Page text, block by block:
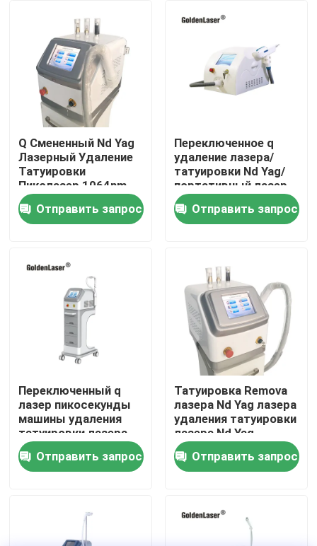
Дом
Продукты
Ролики
VR - шоу
Путешествие фабрики
Проверка качества
Свяжитесь мы
Спросите цитату
Q Смененный Nd Yag
Лазерный Удаление
Татуировки
Пиколазер 1064nm
532nm
Отправить запрос
Переключенное q
удаление лазера/
татуировки Nd Yag/
портативный лазер
Nd Yag
переключателя q
Отправить запрос
Переключенный q
лазер пикосекунды
машины удаления
татуировки лазера
Nd Yag/1064nm
532nmОтправить запрос
Татуировка Remova
лазера Nd Yag лазера
удаления татуировки
лазера Nd Yag
переключателя q
Отправить запрос